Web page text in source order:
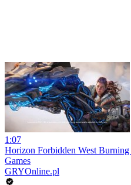
1:07
Horizon Forbidden West
Games
GRYOnline.pl